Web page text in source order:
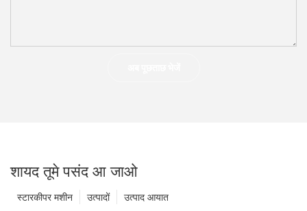
शायद तूमे पसंद आ जाओ
उत्पाद आयात
उत्पादों
स्टारकीपर मशीन